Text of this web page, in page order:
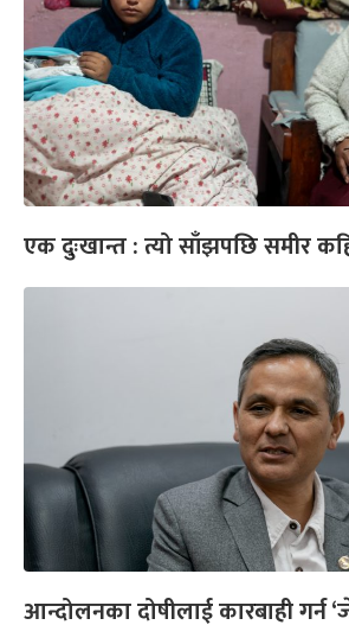
एक दुःखान्त : त्यो साँझपछि समीर
आन्दोलनका दोषीलाई कारबाही गर्न